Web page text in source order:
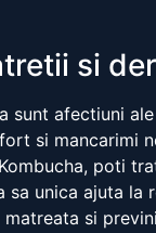
si
sunt afectiuni
si mancarimi
poti
sa unica ajuta la
matreata si